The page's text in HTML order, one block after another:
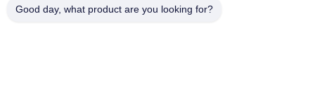
Good day, what product are you looking for?